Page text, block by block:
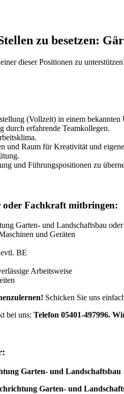
zu besetzen:
dieser Positionen zu
(Vollzeit) in einem bekannten
durch erfahrende Teamkollegen.
und Raum für Kreativität und
und Führungspositionen zu
oder Fachkraft mitbringen:
Garten- und Landschaftsbau
und Geräten
BE
Arbeitsweise
Schicken Sie uns
bei uns: Telefon 05401-497996.
Garten- und Landschaftsbau
Garten- und